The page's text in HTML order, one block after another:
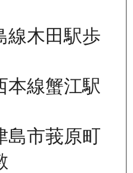
線木田駅歩
本線蟹江駅
島市莪原町